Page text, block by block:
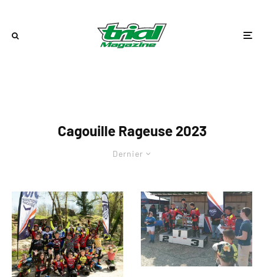
Cagouille Rageuse 2023
Dernier